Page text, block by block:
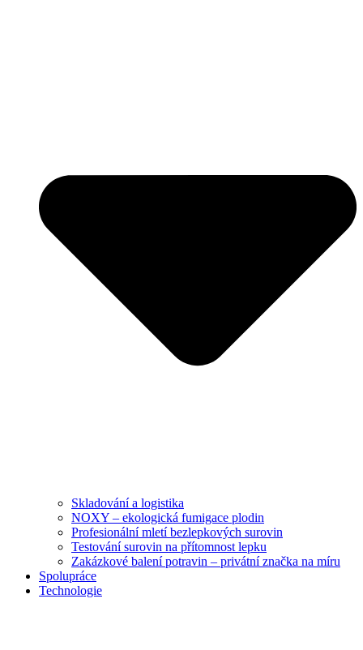
Skladování a logistika
NOXY – ekologická fumigace plodin
Profesionální mletí bezlepkových surovin
Testování surovin na přítomnost lepku
Zakázkové balení potravin – privátní značka na míru
Spolupráce
Technologie